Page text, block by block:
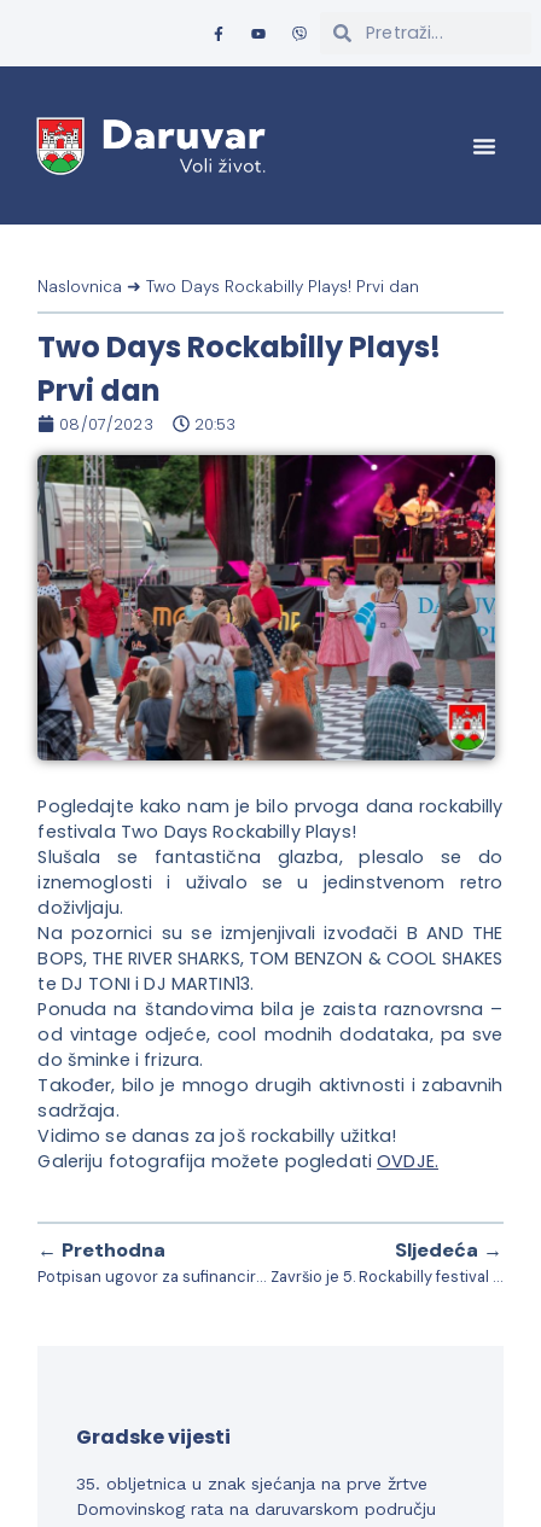
Naslovnica ➜Two Days Rockabilly Plays! Prvi dan
Two Days Rockabilly Plays!
Prvi dan
08/07/2023 20:53
Pogledajte kako nam je bilo prvoga dana rockabilly
festivala Two Days Rockabilly Plays!
Slušala se fantastična glazba, plesalo se do
iznemoglosti i uživalo se u jedinstvenom retro
doživljaju.
Na pozornici su se izmjenjivali izvođači B AND THE
BOPS, THE RIVER SHARKS, TOM BENZON & COOL SHAKES
te DJ TONI i DJ MARTIN13.
Ponuda na štandovima bila je zaista raznovrsna –
od vintage odjeće, cool modnih dodataka, pa sve
do šminke i frizura.
Također, bilo je mnogo drugih aktivnosti i zabavnih
sadržaja.
Vidimo se danas za još rockabilly užitka!
Galeriju fotografija možete pogledatiOVDJE.
← Prethodna
Potpisan ugovor za sufinanciranje izgradnje Konjičkog sportskog centra na hipodromu
Sljedeća →
Završio je 5. Rockabilly festival “Two Days Rockabilly Plays” u Daruvaru
Gradske vijesti
35. obljetnica u znak sjećanja na prve žrtve
Domovinskog rata na daruvarskom području